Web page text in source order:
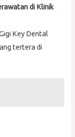
di Klinik
Key Dental
tertera di